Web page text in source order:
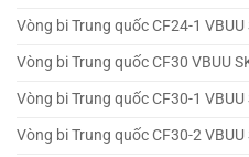
Vòng bi Trung quốc CF24-1 VBUU
Vòng bi Trung quốc CF30 VBUU
Vòng bi Trung quốc CF30-1 VBUU
Vòng bi Trung quốc CF30-2 VBUU